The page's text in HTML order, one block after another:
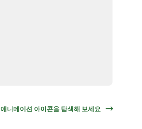
애니메이션 아이콘을 탐색해 보세요